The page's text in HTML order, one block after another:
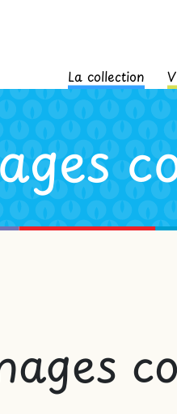
La collection